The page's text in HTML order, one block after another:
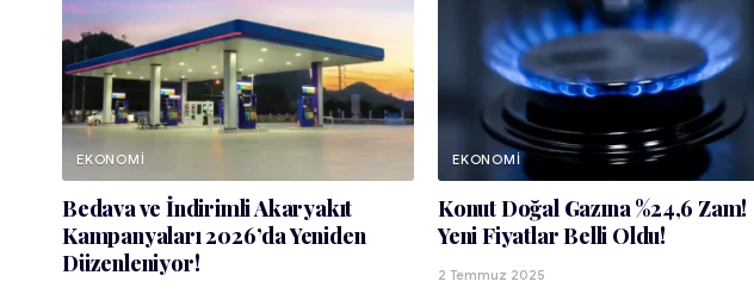
EKONOMI
Bedava ve İndirimli Akaryakıt
Kampanyaları 2026’da Yeniden
Düzenleniyor!
EKONOMI
Konut Doğal Gazına %24,6 Zam!
Yeni Fiyatlar Belli Oldu!
2 Temmuz 2025